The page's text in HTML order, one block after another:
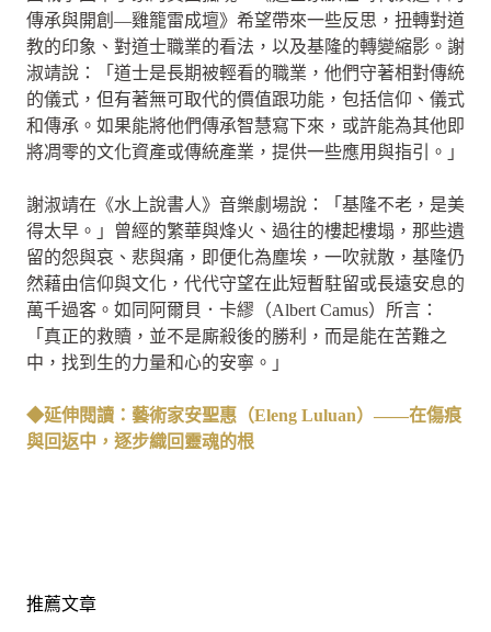
傳承與開創—雞籠雷成壇》希望帶來一些反思，扭轉對道
教的印象、對道士職業的看法，以及基隆的轉變縮影。謝
淑靖說：「道士是長期被輕看的職業，他們守著相對傳統
的儀式，但有著無可取代的價值跟功能，包括信仰、儀式
和傳承。如果能將他們傳承智慧寫下來，或許能為其他即
將凋零的文化資產或傳統產業，提供一些應用與指引。」
謝淑靖在《水上說書人》音樂劇場說：「基隆不老，是美
得太早。」曾經的繁華與烽火、過往的樓起樓塌，那些遺
留的怨與哀、悲與痛，即便化為塵埃，一吹就散，基隆仍
然藉由信仰與文化，代代守望在此短暫駐留或長遠安息的
萬千過客。如同阿爾貝．卡繆（Albert Camus）所言：
「真正的救贖，並不是廝殺後的勝利，而是能在苦難之
中，找到生的力量和心的安寧。」
◆延伸閱讀：藝術家安聖惠（Eleng Luluan）——在傷痕
與回返中，逐步織回靈魂的根
推薦文章